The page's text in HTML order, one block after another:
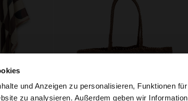
und Anzeigen zu personalisieren, Funktionen
zu analysieren. Außerdem geben wir